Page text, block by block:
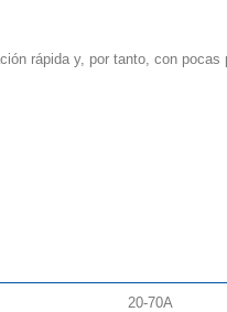
rápida y, por tanto, con pocas
20-70A